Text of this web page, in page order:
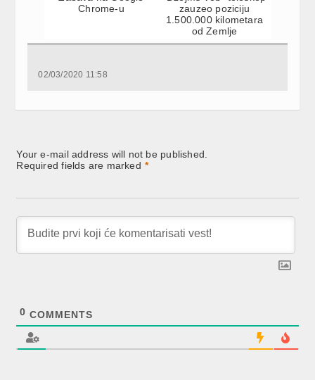
Chrome-u
zauzeo poziciju
1.500.000 kilometara
od Zemlje
02/03/2020 11:58
Your e-mail address will not be published.
Required fields are marked *
0 COMMENTS